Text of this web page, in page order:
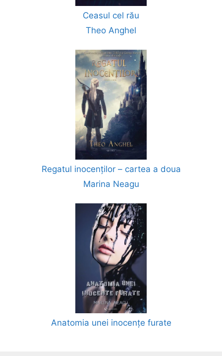
Ceasul cel rău
Theo Anghel
Regatul inocenților – cartea a doua
Marina Neagu
Anatomia unei inocențe furate